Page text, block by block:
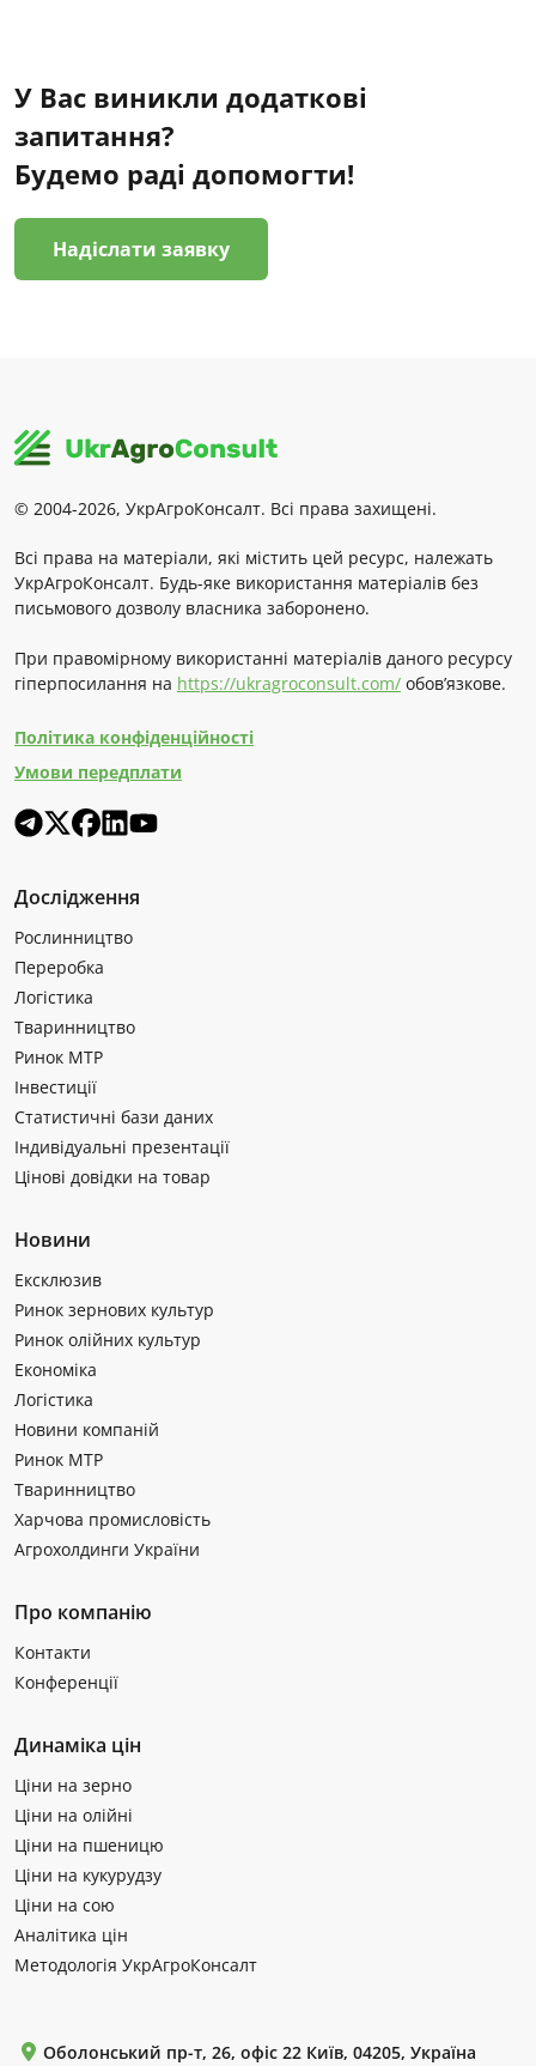
У Вас виникли додаткові
запитання?
Будемо раді допомогти!
Надіслати заявку
© 2004-2026, УкрАгроКонсалт. Всі права захищені.
Всі права на матеріали, які містить цей ресурс, належать
УкрАгроКонсалт. Будь-яке використання матеріалів без
письмового дозволу власника заборонено.
При правомірному використанні матеріалів даного ресурсу
гіперпосилання на https://ukragroconsult.com/ обов’язкове.
Політика конфіденційності
Умови передплати
Дослідження
Рослинництво
Переробка
Логістика
Тваринництво
Ринок МТР
Інвестиції
Статистичні бази даних
Індивідуальні презентації
Цінові довідки на товар
Новини
Ексклюзив
Ринок зернових культур
Ринок олійних культур
Економіка
Логістика
Новини компаній
Ринок МТР
Тваринництво
Харчова промисловість
Агрохолдинги України
Про компанію
Контакти
Конференції
Динаміка цін
Ціни на зерно
Ціни на олійні
Ціни на пшеницю
Ціни на кукурудзу
Ціни на сою
Аналітика цін
Методологія УкрАгроКонсалт
Оболонський пр-т, 26, офіс 22 Київ, 04205, Україна